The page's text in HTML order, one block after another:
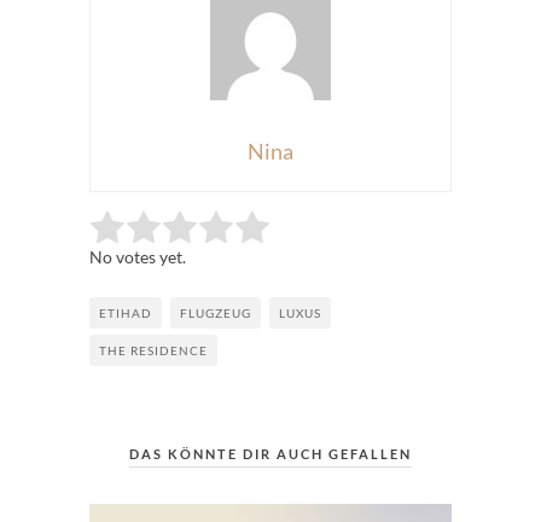
Nina
Rate this item: Submit Rating
No votes yet.
ETIHAD FLUGZEUG LUXUS
THE RESIDENCE
DAS KÖNNTE DIR AUCH GEFALLEN